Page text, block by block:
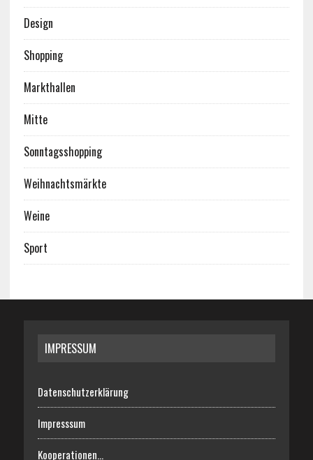
Design
Shopping
Markthallen
Mitte
Sonntagsshopping
Weihnachtsmärkte
Weine
Sport
IMPRESSUM
Datenschutzerklärung
Impresssum
Kooperationen…